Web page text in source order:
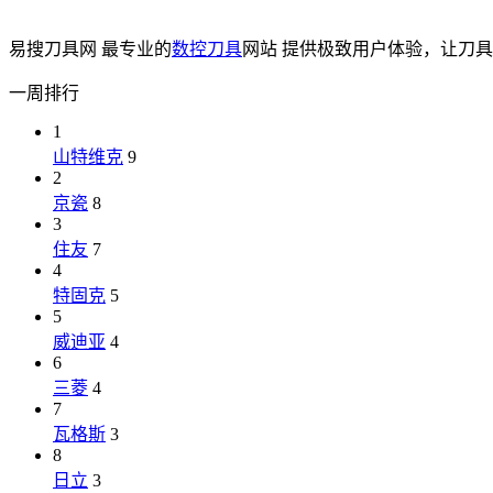
易搜刀具网 最专业的数控刀具网站 提供极致用户体验，让刀
一周排行
1
山特维克 9
2
京瓷 8
3
住友 7
4
特固克 5
5
威迪亚 4
6
三菱 4
7
瓦格斯 3
8
日立 3